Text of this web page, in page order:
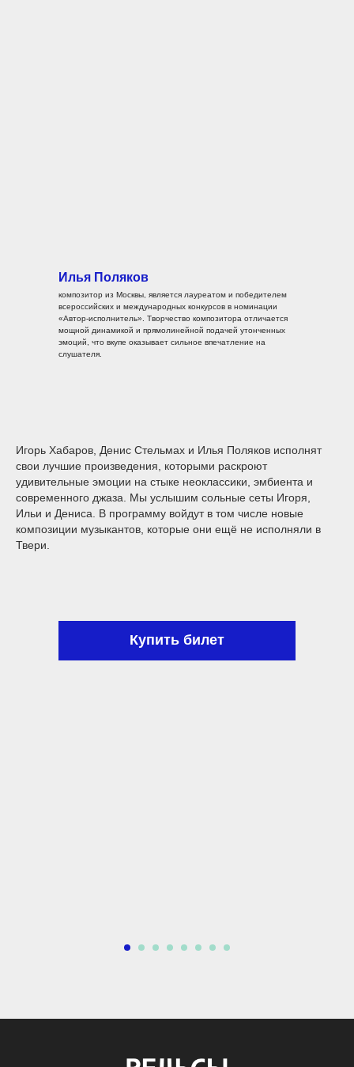
Илья Поляков
композитор из Москвы, является лауреатом и победителем
всероссийских и международных конкурсов в номинации
«Автор-исполнитель». Творчество композитора отличается
мощной динамикой и прямолинейной подачей утонченных
эмоций, что вкупе оказывает сильное впечатление на
слушателя.
Игорь Хабаров, Денис Стельмах и Илья Поляков исполнят
свои лучшие произведения, которыми раскроют
удивительные эмоции на стыке неоклассики, эмбиента и
современного джаза. Мы услышим сольные сеты Игоря,
Ильи и Дениса. В программу войдут в том числе новые
композиции музыкантов, которые они ещё не исполняли в
Твери.
Купить билет